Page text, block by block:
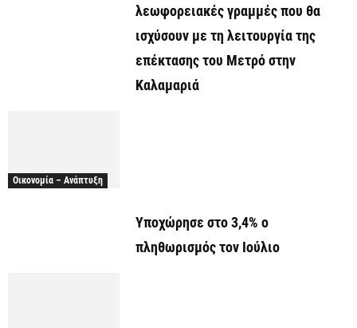
λεωφορειακές γραμμές που θα
ισχύσουν με τη λειτουργία της
επέκτασης του Μετρό στην
Καλαμαριά
Οικονομία – Ανάπτυξη
Υποχώρησε στο 3,4% ο
πληθωρισμός τον Ιούλιο